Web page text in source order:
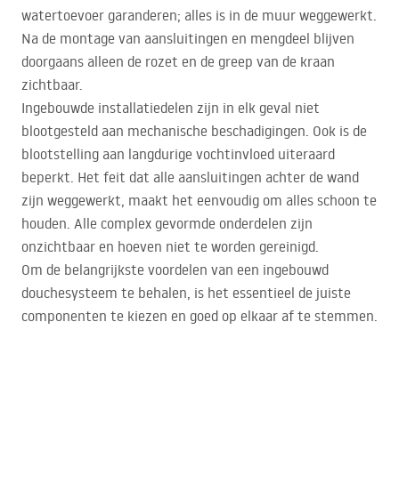
watertoevoer garanderen; alles is in de muur weggewerkt.
Na de montage van aansluitingen en mengdeel blijven
doorgaans alleen de rozet en de greep van de kraan
zichtbaar.
Ingebouwde installatiedelen zijn in elk geval niet
blootgesteld aan mechanische beschadigingen. Ook is de
blootstelling aan langdurige vochtinvloed uiteraard
beperkt. Het feit dat alle aansluitingen achter de wand
zijn weggewerkt, maakt het eenvoudig om alles schoon te
houden. Alle complex gevormde onderdelen zijn
onzichtbaar en hoeven niet te worden gereinigd.
Om de belangrijkste voordelen van een ingebouwd
douchesysteem te behalen, is het essentieel de juiste
componenten te kiezen en goed op elkaar af te stemmen.